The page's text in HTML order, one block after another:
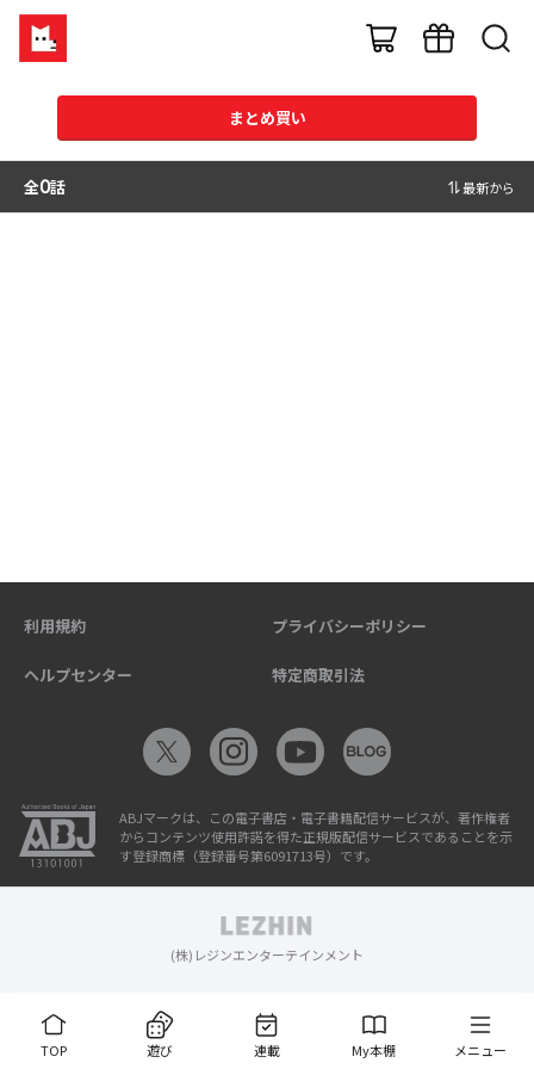
まとめ買い
全0話 最新から
TOP 遊び 連載 My本棚 メニュー
利用規約 プライバシーポリシー
ヘルプセンター 特定商取引法
ABJマークは、この電子書店・電子書籍配信サービスが、著作権者
からコンテンツ使用許諾を得た正規版配信サービスであることを示
す登録商標（登録番号第6091713号）です。
(株)レジンエンターテインメント